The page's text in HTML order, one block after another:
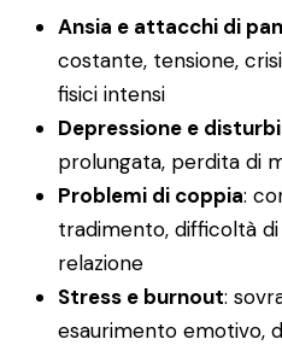
Ansia e attacchi di
costante, tensione,
fisici intensi
Depressione e
prolungata, perdita di
Problemi di coppia:
tradimento, difficoltà
relazione
Stress e burnout:
esaurimento emotivo,